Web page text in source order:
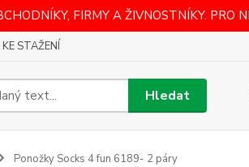
FIRMY A ŽIVNOSTNÍKY. PRO
KE STAŽENÍ
Hledat
Ponožky Socks 4 fun 6189- 2 páry